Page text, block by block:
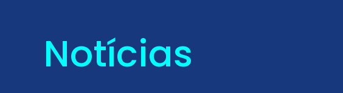
Notícias